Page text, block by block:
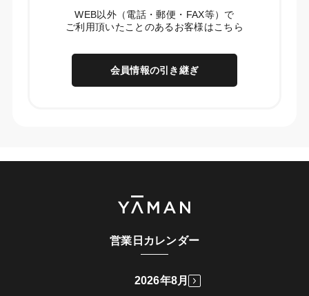
WEB以外（電話・郵便・FAX等）で
ご利用頂いたことのあるお客様はこちら
会員情報の引き継ぎ
営業日カレンダー
2026年8月